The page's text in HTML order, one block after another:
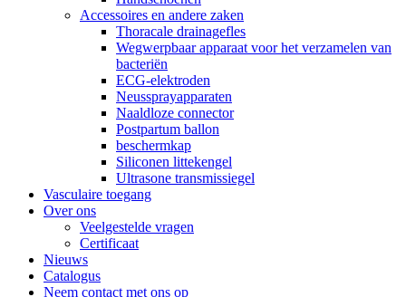
Accessoires en andere zaken
Thoracale drainagefles
Wegwerpbaar apparaat voor het verzamelen van
bacteriën
ECG-elektroden
Neussprayapparaten
Naaldloze connector
Postpartum ballon
beschermkap
Siliconen littekengel
Ultrasone transmissiegel
Vasculaire toegang
Over ons
Veelgestelde vragen
Certificaat
Nieuws
Catalogus
Neem contact met ons op